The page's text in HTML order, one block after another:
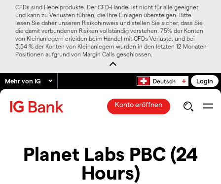
CFDs sind Hebelprodukte. Der CFD-Handel ist nicht für alle geeignet
und kann zu Verlusten führen, die Ihre Einlagen übersteigen. Bitte
lesen Sie daher unseren Risikohinweis und stellen Sie sicher, dass Sie
die damit verbundenen Risiken vollständig verstehen. 75% der Konten
von Kleinanlegern erleiden beim Handel mit CFDs Verluste, und bei
3.54 % der Konten von Kleinanlegern wurden in den letzten 12 Monaten
Positionen aufgrund von Margin Calls geschlossen.
Mehr von IG Deutsch Login
Konto eröffnen
Planet Labs PBC (24
Hours)